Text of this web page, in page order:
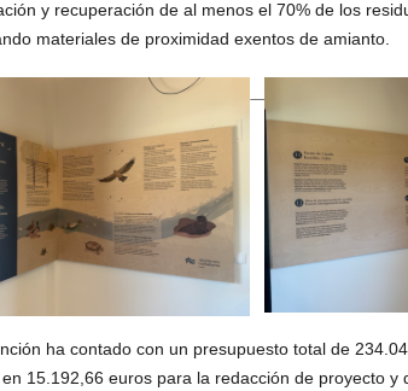
y recuperación de al menos el 70% de los
materiales de proximidad exentos de amianto
ha contado con un presupuesto total de
15.192,66 euros para la redacción de proyecto y